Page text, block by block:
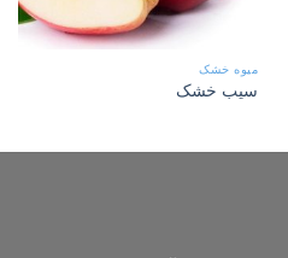
میوه خشک
سیب خشک